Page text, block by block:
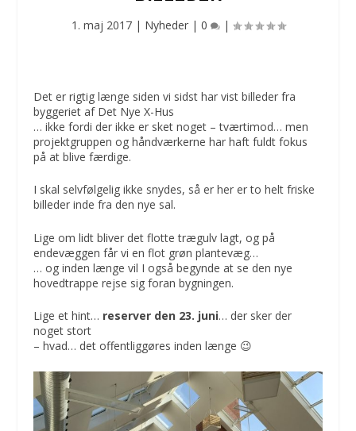
1. maj 2017| Nyheder| 0 |
Det er rigtig længe siden vi sidst har vist billeder fra
byggeriet af Det Nye X-Hus
… ikke fordi der ikke er sket noget – tværtimod… men
projektgruppen og håndværkerne har haft fuldt fokus
på at blive færdige.
I skal selvfølgelig ikke snydes, så er her er to helt friske
billeder inde fra den nye sal.
Lige om lidt bliver det flotte trægulv lagt, og på
endevæggen får vi en flot grøn plantevæg…
… og inden længe vil I også begynde at se den nye
hovedtrappe rejse sig foran bygningen.
Lige et hint… reserver den 23. juni… der sker der
noget stort
– hvad… det offentliggøres inden længe 😉